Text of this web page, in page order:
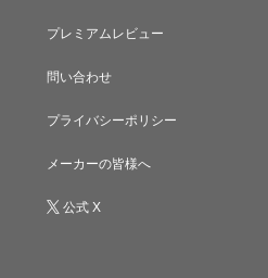
プレミアムレビュー
問い合わせ
プライバシーポリシー
メーカーの皆様へ
公式 X